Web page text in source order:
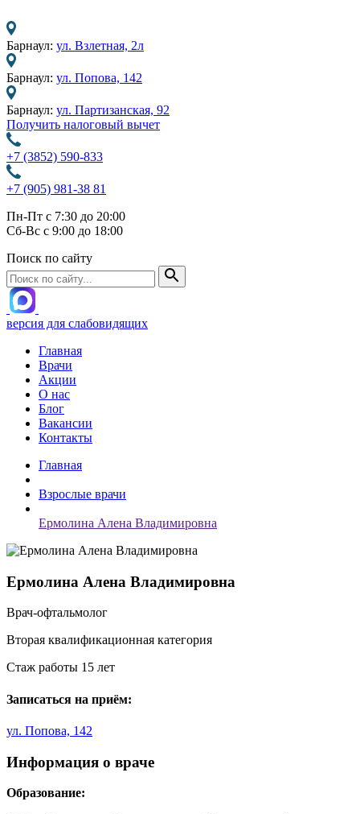
Барнаул: ул. Взлетная, 2л
Барнаул: ул. Попова, 142
Барнаул: ул. Партизанская, 92
Получить налоговый вычет
+7 (3852) 590-833
+7 (905) 981-38 81
Пн-Пт с 7:30 до 20:00
Сб-Вс с 9:00 до 18:00
Поиск по сайту
версия для слабовидящих
Главная
Врачи
Акции
О нас
Блог
Вакансии
Контакты
Главная
Взрослые врачи
Ермолина Алена Владимировна
Ермолина Алена Владимировна
Врач-офтальмолог
Вторая квалификационная категория
Стаж работы 15 лет
Записаться на приём:
ул. Попова, 142
Информация о враче
Образование: